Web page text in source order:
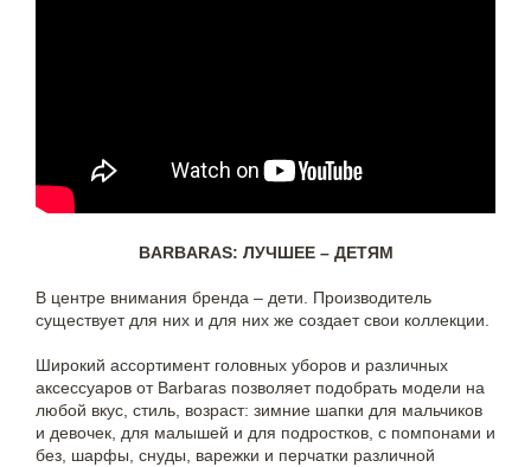
BARBARAS: ЛУЧШЕЕ – ДЕТЯМ
В центре внимания бренда – дети. Производитель
существует для них и для них же создает свои коллекции.
Широкий ассортимент головных уборов и различных
аксессуаров от Barbaras позволяет подобрать модели на
любой вкус, стиль, возраст: зимние шапки для мальчиков
и девочек, для малышей и для подростков, с помпонами и
без, шарфы, снуды, варежки и перчатки различной